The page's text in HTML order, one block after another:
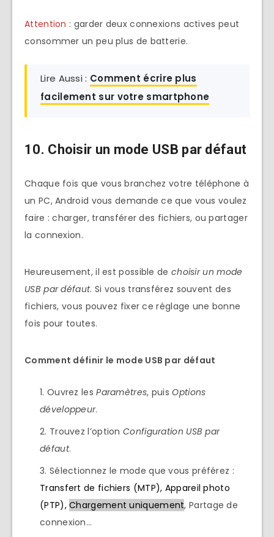
Attention : garder deux connexions actives peut
consommer un peu plus de batterie.
Lire Aussi : Comment écrire plus
facilement sur votre smartphone
10. Choisir un mode USB par défaut
Chaque fois que vous branchez votre téléphone à
un PC, Android vous demande ce que vous voulez
faire : charger, transférer des fichiers, ou partager
la connexion.
Heureusement, il est possible de choisir un mode
USB par défaut. Si vous transférez souvent des
fichiers, vous pouvez fixer ce réglage une bonne
fois pour toutes.
Comment définir le mode USB par défaut
Ouvrez lesParamètres, puisOptions
développeur.
Trouvez l’optionConfiguration USB par
défaut.
Sélectionnez le mode que vous préférez :
Transfert de fichiers (MTP), Appareil photo
(PTP),Chargement uniquement, Partage de
connexion…